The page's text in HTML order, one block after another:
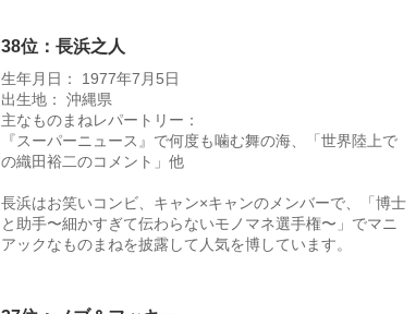
38位：長浜之人
生年月日： 1977年7月5日
出生地： 沖縄県
主なものまねレパートリー：
『スーパーニュース』で何度も噛む舞の海、「世界陸上で
の織田裕二のコメント」他
長浜はお笑いコンビ、キャン×キャンのメンバーで、「博士
と助手〜細かすぎて伝わらないモノマネ選手権〜」でマニ
アックなものまねを披露して人気を博しています。